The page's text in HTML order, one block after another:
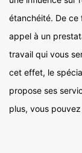
étanchéité. De ce
appel à un
travail qui vous
cet effet, le
propose ses
plus, vous